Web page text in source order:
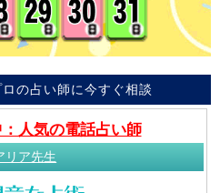
ロの占い師に今すぐ相談
人気の電話占い師
ア先生